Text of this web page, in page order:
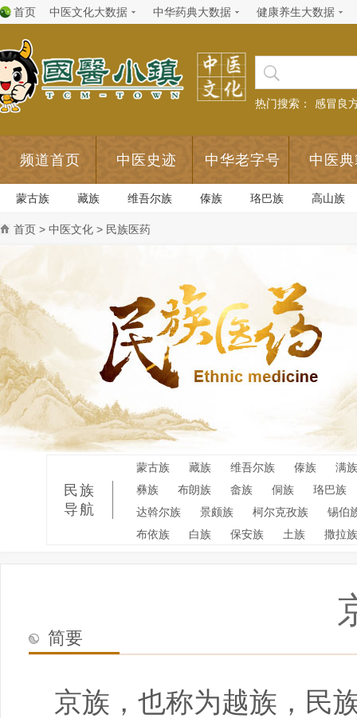
首页 中医文化大数据 中华药典大数据 健康养生大数据
热门搜索： 感冒良
频道首页 中医史迹 中华老字号 中医
蒙古族 藏族 维吾尔族 傣族 珞巴族 高山族
首页 > 中医文化 > 民族医药
民族
导航
蒙古族 藏族 维吾尔族 傣族
满族
彝族
布朗族 畲族 侗族
珞巴族
达斡尔族
景颇族 柯尔克孜族
锡伯
布依族
白族 保安族 土族 撒拉族
简要
京族，也称为越族，民